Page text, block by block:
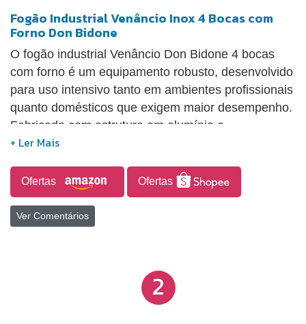
Fogão Industrial Venâncio Inox 4 Bocas com
Forno Don Bidone
O fogão industrial Venâncio Don Bidone 4 bocas
com forno é um equipamento robusto, desenvolvido
para uso intensivo tanto em ambientes profissionais
quanto domésticos que exigem maior desempenho.
Fabricado com estrutura em alumínio e
revestimento externo em aço inox 430, oferece
estampada em inox com relevos que ajudam a
evitar o escoamento de líquidos, além de bandeja
coletora de resíduos que contribui para a
acabamento esmaltado a fogo, proporcionando
resistência e aquecimento eficiente, incluindo
diferentes tamanhos de queimadores para maior
Ofertas Ofertas
Ver Comentários
2